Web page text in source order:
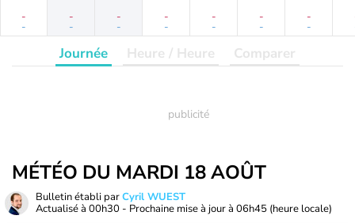
-
-
-
-
-
-
-
-
-
-
-
-
-
-
Journée Heure / Heure Comparer
MÉTÉO DU MARDI 18 AOÛT
Bulletin établi parCyril WUEST
Actualisé à 00h30 - Prochaine mise à jour à 06h45 (heure locale)